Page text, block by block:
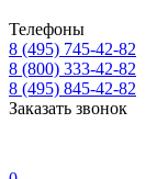
Телефоны
8 (495) 745-42-82
8 (800) 333-42-82
8 (495) 845-42-82
Заказать звонок